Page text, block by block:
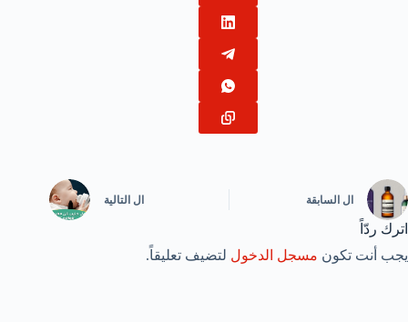
ال السابقة ال التالية
اترك ردّاً
يجب أنت تكون مسجل الدخول لتضيف تعليقاً.